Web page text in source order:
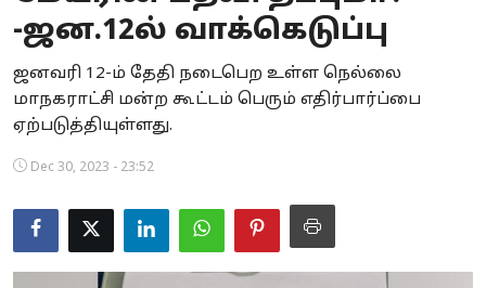
Business
Crime
Tamilnadu
National
World
Astrology
-ஜன.12ல் வாக்கெடுப்பு
ஜனவரி 12-ம் தேதி நடைபெற உள்ள நெல்லை
மாநகராட்சி மன்ற கூட்டம் பெரும் எதிர்பார்ப்பை
ஏற்படுத்தியுள்ளது.
Dec 30, 2023 - 23:52